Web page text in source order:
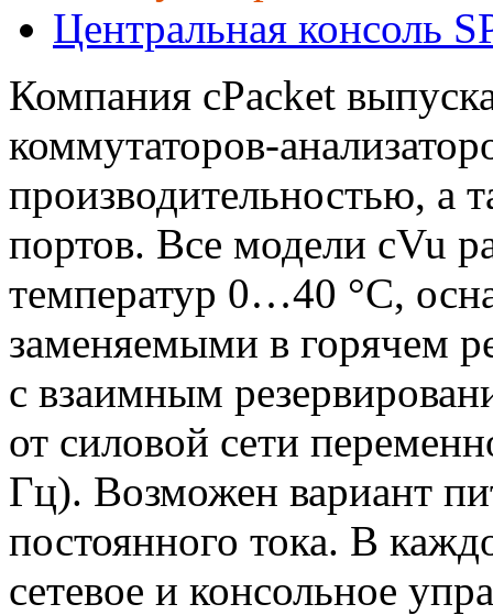
Центральная консоль
Компания cPacket
коммутаторов-
производительностью, а
портов. Все модели cVu
температур 0…40 °С,
заменяемыми в горячем
с взаимным
от силовой сети
Гц). Возможен вариант
постоянного тока. В
сетевое и консольное